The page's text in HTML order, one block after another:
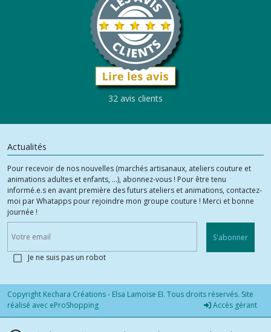
32 avis clients
Actualités
Pour recevoir de nos nouvelles (marchés artisanaux, ateliers couture et
animations adultes et enfants, ...), abonnez-vous ! Pour être tenu
informé.e.s en avant première des futurs ateliers et animations, contactez-
moi par Whatapps pour rejoindre mon groupe couture ! Merci et bonne
journée !
S'abonner
Je ne suis pas un robot
Copyright Kechara Créations - Elsa Lamoise EI. Tous droits réservés. Site
réalisé avec eProShopping Accès gérant